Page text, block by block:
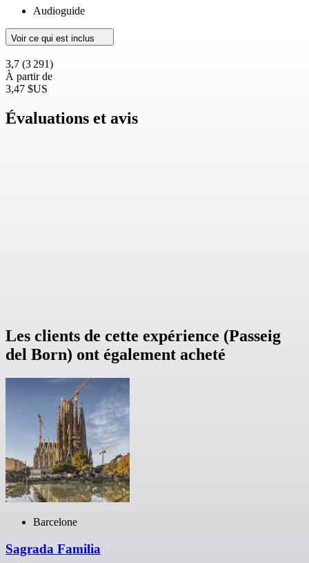
Audioguide
Voir ce qui est inclus
3,7 (3 291)
À partir de
3,47 $US
Évaluations et avis
Les clients de cette expérience (Passeig
del Born) ont également acheté
Barcelone
Sagrada Familia